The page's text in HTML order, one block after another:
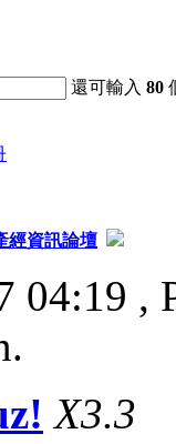
還可輸入80
經資訊論壇
04:19 ,
X3.3